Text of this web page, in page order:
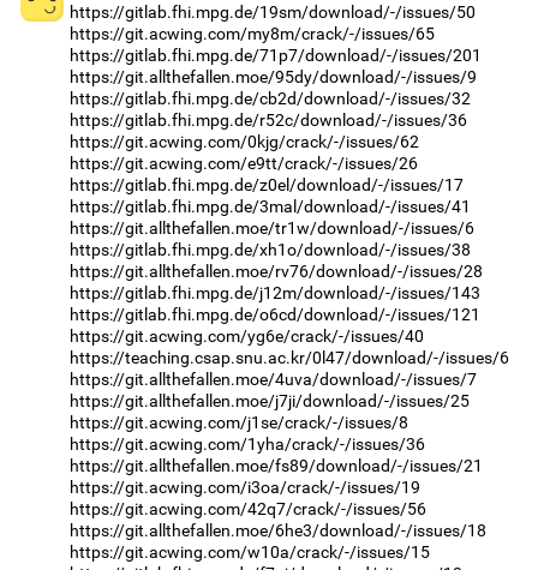
https://gitlab.fhi.mpg.de/19sm/download/-/issues/50
https://git.acwing.com/my8m/crack/-/issues/65
https://gitlab.fhi.mpg.de/71p7/download/-/issues/201
https://git.allthefallen.moe/95dy/download/-/issues/9
https://gitlab.fhi.mpg.de/cb2d/download/-/issues/32
https://gitlab.fhi.mpg.de/r52c/download/-/issues/36
https://git.acwing.com/0kjg/crack/-/issues/62
https://git.acwing.com/e9tt/crack/-/issues/26
https://gitlab.fhi.mpg.de/z0el/download/-/issues/17
https://gitlab.fhi.mpg.de/3mal/download/-/issues/41
https://git.allthefallen.moe/tr1w/download/-/issues/6
https://gitlab.fhi.mpg.de/xh1o/download/-/issues/38
https://git.allthefallen.moe/rv76/download/-/issues/28
https://gitlab.fhi.mpg.de/j12m/download/-/issues/143
https://gitlab.fhi.mpg.de/o6cd/download/-/issues/121
https://git.acwing.com/yg6e/crack/-/issues/40
https://teaching.csap.snu.ac.kr/0l47/download/-/issues/6
https://git.allthefallen.moe/4uva/download/-/issues/7
https://git.allthefallen.moe/j7ji/download/-/issues/25
https://git.acwing.com/j1se/crack/-/issues/8
https://git.acwing.com/1yha/crack/-/issues/36
https://git.allthefallen.moe/fs89/download/-/issues/21
https://git.acwing.com/i3oa/crack/-/issues/19
https://git.acwing.com/42q7/crack/-/issues/56
https://git.allthefallen.moe/6he3/download/-/issues/18
https://git.acwing.com/w10a/crack/-/issues/15